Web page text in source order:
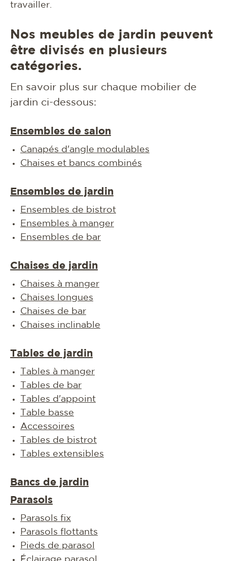
travailler.
Nos meubles de jardin peuvent
être divisés en plusieurs
catégories.
En savoir plus sur chaque mobilier de
jardin ci-dessous:
Ensembles de salon
Canapés d'angle modulables
Chaises et bancs combinés
Ensembles de jardin
Ensembles de bistrot
Ensembles à manger
Ensembles de bar
Chaises de jardin
Chaises à manger
Chaises longues
Chaises de bar
Chaises inclinable
Tables de jardin
Tables à manger
Tables de bar
Tables d'appoint
Table basse
Accessoires
Tables de bistrot
Tables extensibles
Bancs de jardin
Parasols
Parasols fix
Parasols flottants
Pieds de parasol
Éclairage parasol